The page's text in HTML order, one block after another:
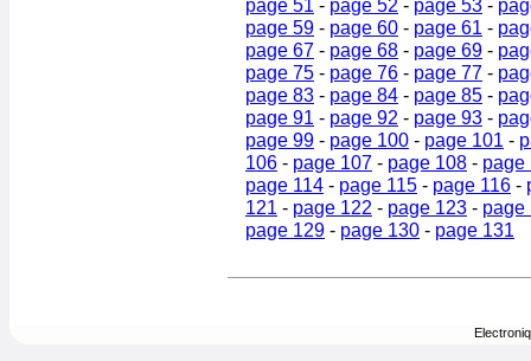
page 51 - page 52 - page 53 -
page 59 - page 60 - page 61 -
page 67 - page 68 - page 69 -
page 75 - page 76 - page 77 -
page 83 - page 84 - page 85 -
page 91 - page 92 - page 93 -
page 99 - page 100 - page 101 -
106 - page 107 - page 108 - page
page 114 - page 115 - page 116 -
121 - page 122 - page 123 - page
page 129 - page 130 - page 131